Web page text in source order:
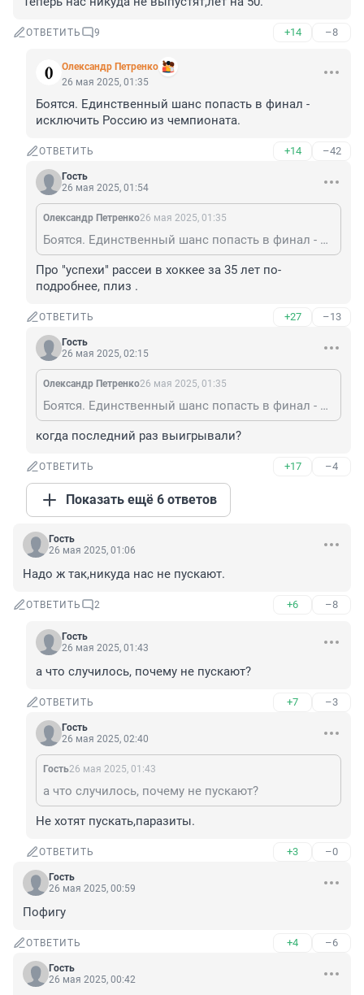
ОТВЕТИТЬ 9 +14 –8
Олександр Петренко
26 мая 2025, 01:35
Боятся. Единственный шанс попасть в финал -
исключить Россию из чемпионата.
ОТВЕТИТЬ +14 –42
Гость
26 мая 2025, 01:54
Олександр Петренко26 мая 2025, 01:35
Боятся. Единственный шанс попасть в финал - исключить Россию из чемпионата.
Про "успехи" рассеи в хоккее за 35 лет по-
подробнее, плиз .
ОТВЕТИТЬ +27 –13
Гость
26 мая 2025, 02:15
Олександр Петренко26 мая 2025, 01:35
Боятся. Единственный шанс попасть в финал - исключить Россию из чемпионата.
когда последний раз выигрывали?
ОТВЕТИТЬ +17 –4
Показать ещё 6 ответов
Гость
26 мая 2025, 01:06
Надо ж так,никуда нас не пускают.
ОТВЕТИТЬ 2 +6 –8
Гость
26 мая 2025, 01:43
а что случилось, почему не пускают?
ОТВЕТИТЬ +7 –3
Гость
26 мая 2025, 02:40
Гость26 мая 2025, 01:43
а что случилось, почему не пускают?
Не хотят пускать,паразиты.
ОТВЕТИТЬ +3 –0
Гость
26 мая 2025, 00:59
Пофигу
ОТВЕТИТЬ +4 –6
Гость
26 мая 2025, 00:42